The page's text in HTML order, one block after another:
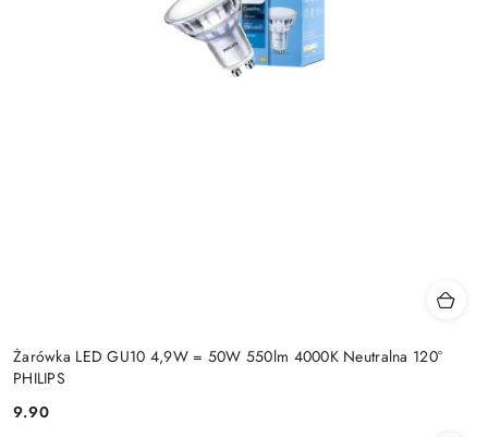
Żarówka LED GU10 4,9W = 50W 550lm 4000K Neutralna 120°
PHILIPS
Cena:
9.90